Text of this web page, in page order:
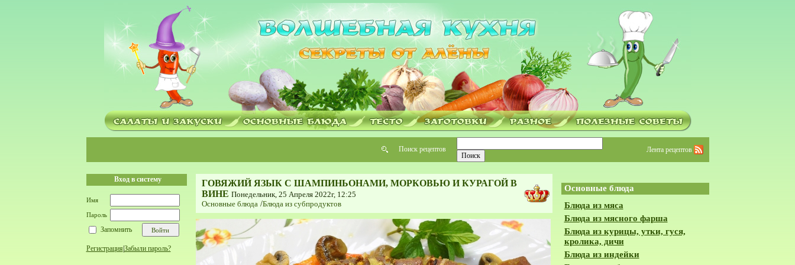
Поиск рецептов Лента рецептов
Вход в систему
Имя
Пароль
Запомнить
Регистрация Забыли пароль?
ГОВЯЖИЙ ЯЗЫК С ШАМПИНЬОНАМИ, МОРКОВЬЮ И КУРАГОЙ В
ВИНЕ Понедельник, 25 Апреля 2022г, 12:25
Основные блюда/Блюда из субпродуктов
Основные блюда
Блюда из мяса
Блюда из мясного фарша
Блюда из курицы, утки, гуся,
кролика, дичи
Блюда из индейки